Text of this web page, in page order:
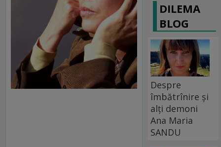
DILEMA
BLOG
Despre
îmbătrînire și
alți demoni
Ana Maria
SANDU